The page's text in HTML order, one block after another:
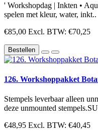
' Workshopdag | Inkten •
spelen met kleur, water, inkt..
€85,00 Excl. BTW: €70,25
Bestellen
126. Workshoppakket
Stempels leverbaar alleen
deze unmounted
€48,95 Excl. BTW: €40,45